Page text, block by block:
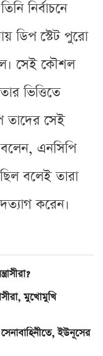
নির্বাচনে
ডিপ স্টেট পুরো
সেই কৌশল
ভিত্তিতে
তাদের সেই
বলেন, এনসিপি
বলেই তারা
করেন।
মুখোমুখি
ইউনূসের